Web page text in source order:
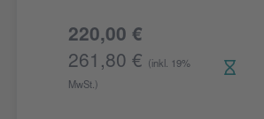
220,00 €
261,80 €
(inkl. 19%
MwSt.)